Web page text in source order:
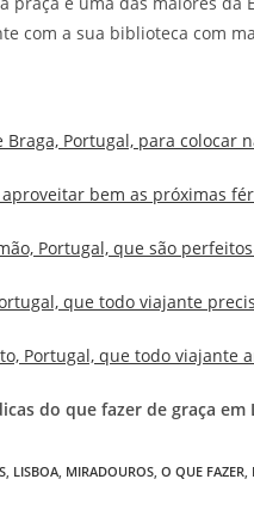
com a sua biblioteca com
Portugal, para colocar
bem as próximas
Portugal, que são
que todo viajante
Portugal, que todo viajante
do que fazer de graça em
LISBOA MIRADOUROS O QUE FAZER